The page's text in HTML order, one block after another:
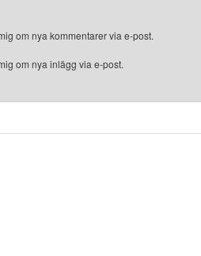
om nya kommentarer via e-post.
om nya inlägg via e-post.